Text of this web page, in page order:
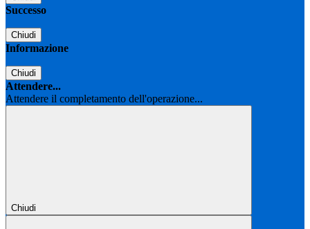
Successo
Chiudi
Informazione
Chiudi
Attendere...
Attendere il completamento dell'operazione...
Chiudi